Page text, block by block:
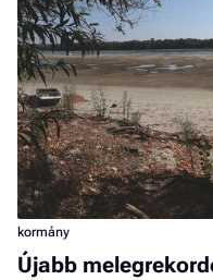
kormány
Újabb